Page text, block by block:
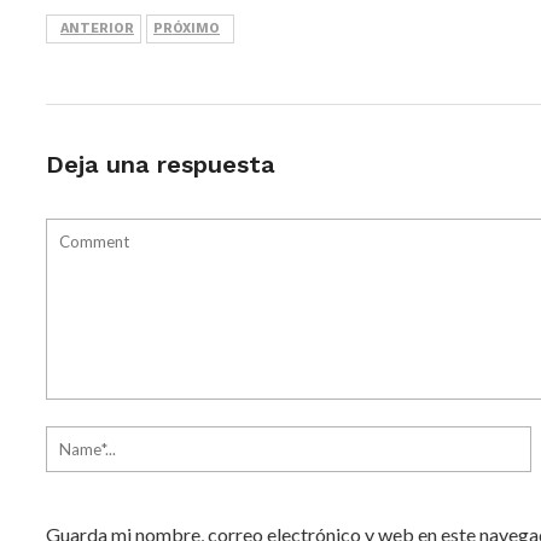
ANTERIOR PRÓXIMO
Deja una respuesta
Guarda mi nombre, correo electrónico y web en este